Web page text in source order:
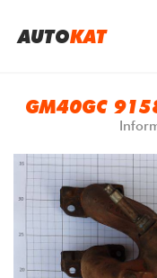
AUTOKAT
GM40GC